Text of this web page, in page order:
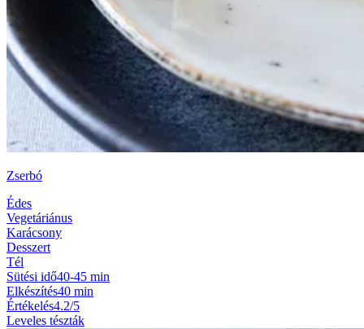
Zserbó
Édes
Vegetáriánus
Karácsony
Desszert
Tél
Sütési idő40-45 min
Elkészítés40 min
Értékelés4.2/5
Leveles tészták